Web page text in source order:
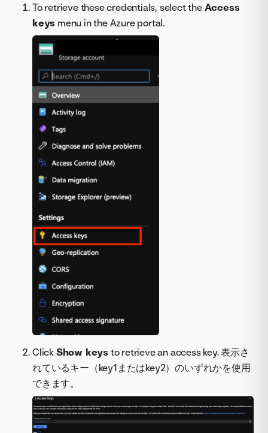
To retrieve these credentials, select the Access
keys menu in the Azure portal.
Click Show keys to retrieve an access key. 表示さ
れているキー（key1またはkey2）のいずれかを使用
できます。